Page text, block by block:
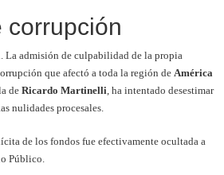
corrupción
. La admisión de culpabilidad de la propia
que afectó a toda la región de América
de Ricardo Martinelli , ha intentado desestimar
nulidades procesales.
de los fondos fue efectivamente ocultada a
Público.